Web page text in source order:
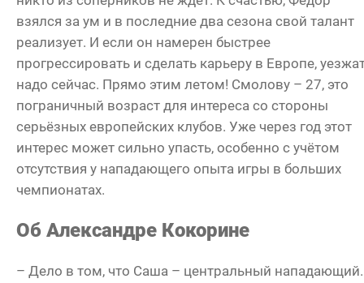
взялся за ум и в последние два сезона свой талант
реализует. И если он намерен быстрее
прогрессировать и сделать карьеру в Европе,
надо сейчас. Прямо этим летом! Смолову – 27, это
пограничный возраст для интереса со стороны
серьёзных европейских клубов. Уже через год этот
интерес может сильно упасть, особенно с учётом
отсутствия у нападающего опыта игры в больших
чемпионатах.
Об Александре Кокорине
– Дело в том, что Саша – центральный нападающий.